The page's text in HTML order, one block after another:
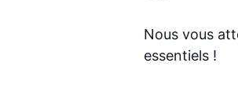
Nous vous
essentiels !